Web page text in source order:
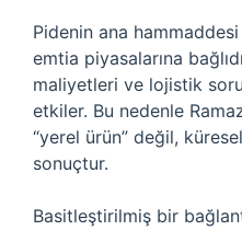
Pidenin ana
emtia piyasalarına
maliyetleri ve lojistik
etkiler. Bu nedenle
“yerel ürün” değil,
sonuçtur.
Basitleştirilmiş bir